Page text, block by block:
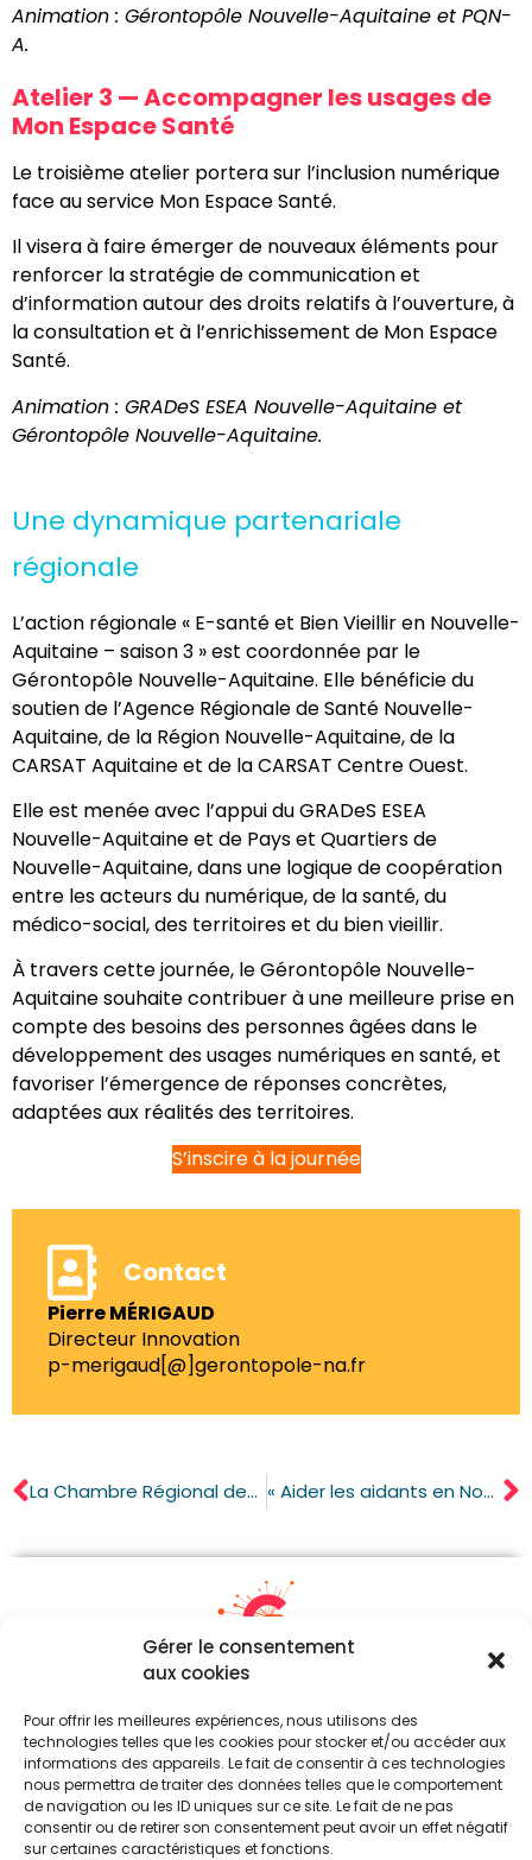
Gérer le consentement
aux cookies
Pour offrir les meilleures expériences, nous utilisons des
technologies telles que les cookies pour stocker et/ou accéder aux
informations des appareils. Le fait de consentir à ces technologies
nous permettra de traiter des données telles que le comportement
de navigation ou les ID uniques sur ce site. Le fait de ne pas
consentir ou de retirer son consentement peut avoir un effet négatif
sur certaines caractéristiques et fonctions.
Animation : Gérontopôle Nouvelle-Aquitaine et PQN-
A.
Atelier 3 — Accompagner les usages de
Mon Espace Santé
Le troisième atelier portera sur l’inclusion numérique
face au service Mon Espace Santé.
Il visera à faire émerger de nouveaux éléments pour
renforcer la stratégie de communication et
d’information autour des droits relatifs à l’ouverture, à
la consultation et à l’enrichissement de Mon Espace
Santé.
Animation : GRADeS ESEA Nouvelle-Aquitaine et
Gérontopôle Nouvelle-Aquitaine.
Une dynamique partenariale
régionale
L’action régionale « E-santé et Bien Vieillir en Nouvelle-
Aquitaine – saison 3 » est coordonnée par le
Gérontopôle Nouvelle-Aquitaine. Elle bénéficie du
soutien de l’Agence Régionale de Santé Nouvelle-
Aquitaine, de la Région Nouvelle-Aquitaine, de la
CARSAT Aquitaine et de la CARSAT Centre Ouest.
Elle est menée avec l’appui du GRADeS ESEA
Nouvelle-Aquitaine et de Pays et Quartiers de
Nouvelle-Aquitaine, dans une logique de coopération
entre les acteurs du numérique, de la santé, du
médico-social, des territoires et du bien vieillir.
À travers cette journée, le Gérontopôle Nouvelle-
Aquitaine souhaite contribuer à une meilleure prise en
compte des besoins des personnes âgées dans le
développement des usages numériques en santé, et
favoriser l’émergence de réponses concrètes,
adaptées aux réalités des territoires.
S’inscire à la journée
Contact
Pierre MÉRIGAUD
Directeur Innovation
p-merigaud[@]gerontopole-na.fr
La Chambre Régional des Comptes et le Gérontopôle NA face au défi du vieillissement « Aider les aidants en Nouvelle-Aquitaine » : un webinaire pour clôturer le projet et découvrir les solutions accompagnées
contact[a]gerontopole-na.fr
Parc d’Ester Technopole (Siège)
24, Rue Atlantis – Immeuble Boréal
87069 Limoges Cedex